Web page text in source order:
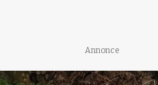
Annonce